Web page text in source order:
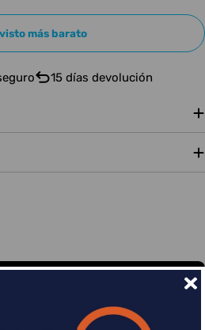
más barato
15 días devolución
o hasta en 18 meses por una